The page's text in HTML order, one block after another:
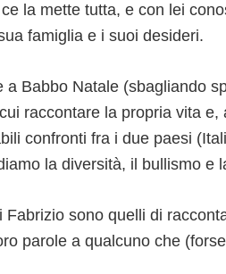
la mette tutta, e con lei
famiglia e i suoi desideri.
a Babbo Natale (sbagliando
raccontare la propria vita e,
confronti fra i due paesi
la diversità, il bullismo e
Fabrizio sono quelli di
parole a qualcuno che